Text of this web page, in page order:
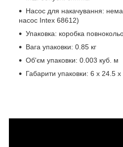
Насос для накачування:
насос Intex 68612)
Упаковка: коробка
Вага упаковки: 0.85 кг
Об'єм упаковки: 0.003 куб. м
Габарити упаковки: 6 x 24.5